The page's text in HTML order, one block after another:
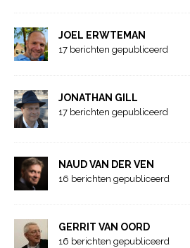
JOEL ERWTEMAN
17 berichten gepubliceerd
JONATHAN GILL
17 berichten gepubliceerd
NAUD VAN DER VEN
16 berichten gepubliceerd
GERRIT VAN OORD
16 berichten gepubliceerd